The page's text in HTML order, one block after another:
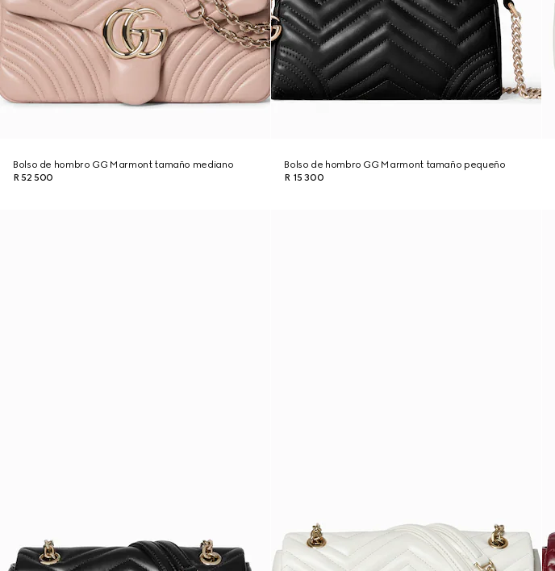
Bolso de hombro GG Marmont tamaño mediano
R 52 500
Bolso de hombro GG Marmont tamaño pequeño
R 15 300